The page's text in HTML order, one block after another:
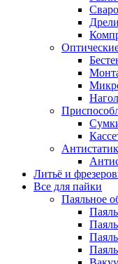
Литьё и
Все для пайки
Паяльное